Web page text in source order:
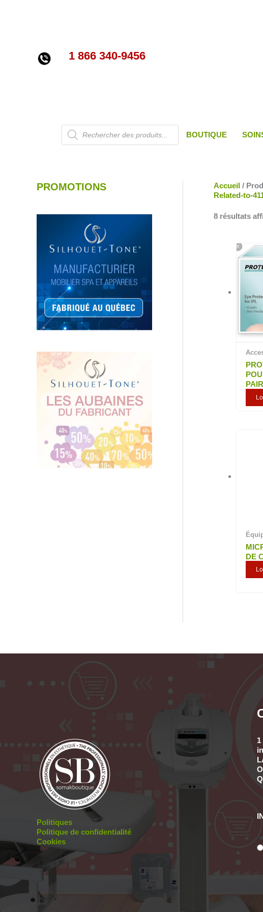
1 866 340-9456
Recherche
de
produits
BOUTIQUE
PROMOTIONS Accueil /
Related-to-
8 résultats
DE
Politiques
Politique de confidentialité
Cookies
1